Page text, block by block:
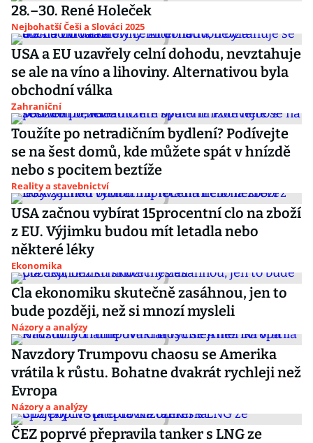
28.–30. René Holeček
Nejbohatší Češi a Slováci 2025
USA a EU uzavřely celní dohodu, nevztahuje
se ale na víno a lihoviny. Alternativou byla
obchodní válka
Zahraniční
Toužíte po netradičním bydlení? Podívejte
se na šest domů, kde můžete spát v hnízdě
nebo s pocitem beztíže
Reality a stavebnictví
USA začnou vybírat 15procentní clo na zboží
z EU. Výjimku budou mít letadla nebo
některé léky
Ekonomika
Cla ekonomiku skutečně zasáhnou, jen to
bude později, než si mnozí mysleli
Názory a analýzy
Navzdory Trumpovu chaosu se Amerika
vrátila k růstu. Bohatne dvakrát rychleji než
Evropa
Názory a analýzy
ČEZ poprvé přepravila tanker s LNG ze